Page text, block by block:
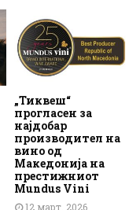
„Тиквеш“
прогласен за
најдобар
производител на
вино од
Македонија на
престижниот
Mundus Vini
12 март, 2026